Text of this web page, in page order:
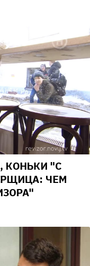
КОНЬКИ "С
ЧЕМ